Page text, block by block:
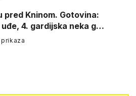
4. gardijska neka g…
prikaza